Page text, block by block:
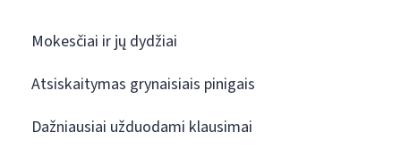
Mokesčiai ir jų dydžiai
Atsiskaitymas grynaisiais pinigais
Dažniausiai užduodami klausimai